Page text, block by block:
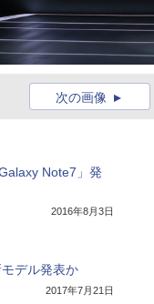
次の画像
Note7」発
2016年8月3日
デル発表か
2017年7月21日